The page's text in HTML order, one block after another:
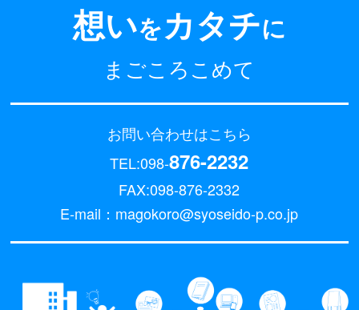
想いをカタチに
まごころこめて
お問い合わせはこちら
TEL:098-876-2232
FAX:098-876-2332
E-mail：magokoro@syoseido-p.co.jp